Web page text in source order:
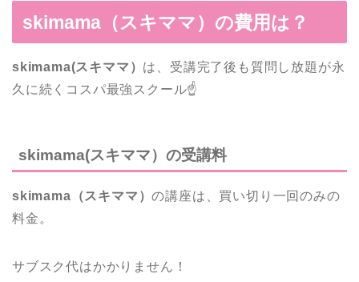
skimama（スキママ）の費用は？
skimama(スキママ） は、受講完了後も質問し放題が永
久に続くコスパ最強スクール☝️
skimama(スキママ）の受講料
skimama（スキママ）の講座は、買い切り一回のみの
料金。
サブスク代はかかりません！